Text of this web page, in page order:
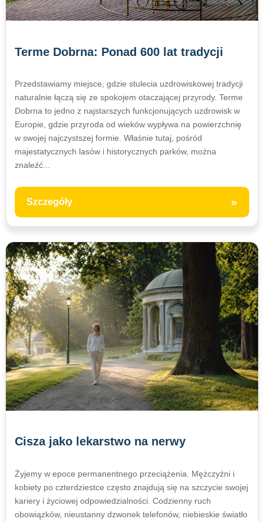
Terme Dobrna: Ponad 600 lat tradycji
Przedstawiamy miejsce, gdzie stulecia uzdrowiskowej tradycji
naturalnie łączą się ze spokojem otaczającej przyrody. Terme
Dobrna to jedno z najstarszych funkcjonujących uzdrowisk w
Europie, gdzie przyroda od wieków wypływa na powierzchnię
w swojej najczystszej formie. Właśnie tutaj, pośród
majestatycznych lasów i historycznych parków, można
znaleźć...
Szczegóły »
Cisza jako lekarstwo na nerwy
Żyjemy w epoce permanentnego przeciążenia. Mężczyźni i
kobiety po czterdziestce często znajdują się na szczycie swojej
kariery i życiowej odpowiedzialności. Codzienny ruch
obowiązków, nieustanny dzwonek telefonów, niebieskie światło